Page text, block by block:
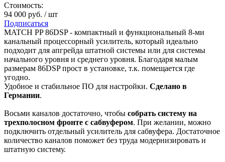
Стоимость:
94 000 руб. / шт
Подписаться
MATCH PP 86DSP - компактный и функциональный 8-ми
канальный процессорный усилитель, который идеально
подходит для апгрейда штатной системы или для системы
начального уровня и среднего уровня. Благодаря малым
размерам 86DSP прост в установке, т.к. помещается где
угодно.
Удобное и стабильное ПО для настройки. Сделано в
Германии.
Восьми каналов достаточно, чтобы собрать систему на
трехполосном фронте с сабвуфером. При желании, можно
подключить отдельный усилитель для сабвуфера. Достаточное
количество каналов поможет без труда модернизировать и
штатную систему.